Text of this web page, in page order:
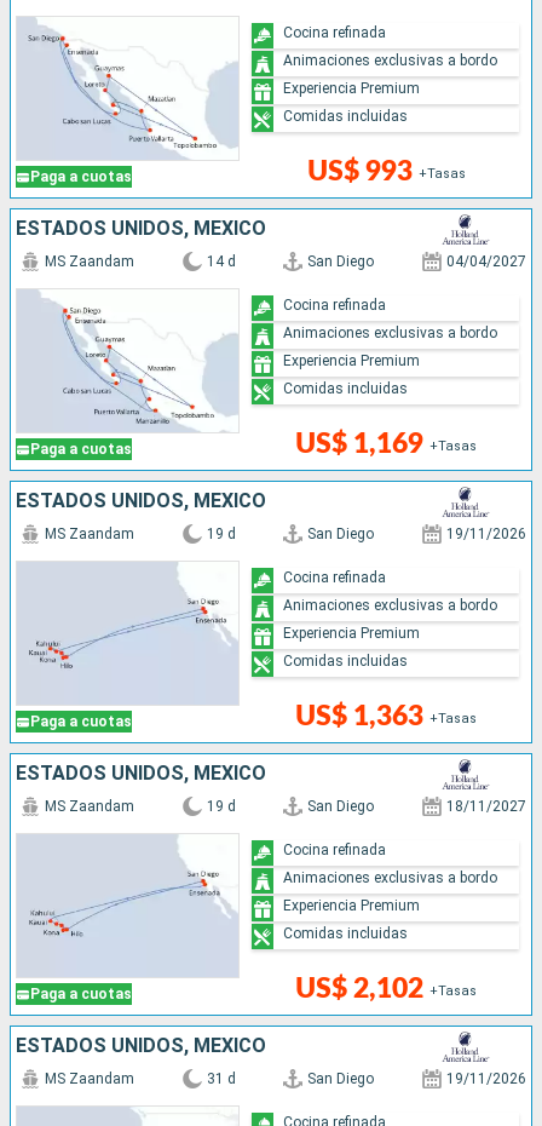
Paga a cuotas US$ 993 +Tasas
Cocina refinada
Animaciones exclusivas a bordo
Experiencia Premium
Comidas incluidas
ESTADOS UNIDOS, MÉXICO
Paga a cuotas
MS Zaandam 14 d San Diego 04/04/2027
US$ 1,169 +Tasas
Cocina refinada
Animaciones exclusivas a bordo
Experiencia Premium
Comidas incluidas
ESTADOS UNIDOS, MÉXICO
Paga a cuotas
MS Zaandam 19 d San Diego 19/11/2026
US$ 1,363 +Tasas
Cocina refinada
Animaciones exclusivas a bordo
Experiencia Premium
Comidas incluidas
ESTADOS UNIDOS, MÉXICO
Paga a cuotas
MS Zaandam 19 d San Diego 18/11/2027
US$ 2,102 +Tasas
Cocina refinada
Animaciones exclusivas a bordo
Experiencia Premium
Comidas incluidas
ESTADOS UNIDOS, MÉXICO
MS Zaandam 31 d San Diego 19/11/2026
Cocina refinada